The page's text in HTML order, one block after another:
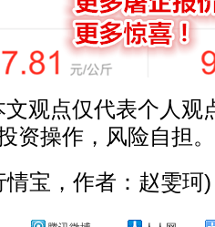
观点仅代表个人观
资操作，风险自担。
情宝，作者：赵雯珂)